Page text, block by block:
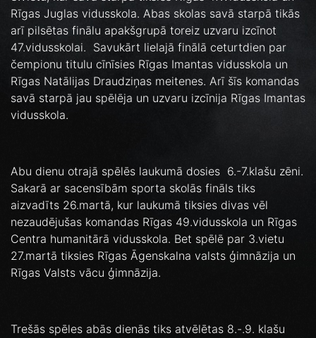
Rīgas Juglas vidusskola. Abas skolas savā starpā tikās
arī pilsētas finālu apakšgrupā toreiz uzvaru izcīnot
47.vidusskolai. Savukārt lielajā finālā ceturtdien par
čempionu titulu cīnīsies Rīgas Imantas vidusskola un
Rīgas Natālijas Draudziņas meitenes. Arī šīs komandas
savā starpā jau spēlēja un uzvaru izcīnija Rīgas Imantas
vidusskola.
Abu dienu otrajā spēlēs laukumā dosies 6.-7.klašu zēni.
Sakarā ar sacensībām sporta skolās fināls tiks
aizvadīts 26.martā, kur laukumā tiksies divas vēl
nezaudējušas komandas Rīgas 49.vidusskola un Rīgas
Centra humanitārā vidusskola. Bet spēlē par 3.vietu
27.martā tiksies Rīgas Āgenskalna valsts ģimnāzija un
Rīgas Valsts vācu ģimnāzija.
Trešās spēles abās dienās tiks atvēlētas 8.-.9. klašu